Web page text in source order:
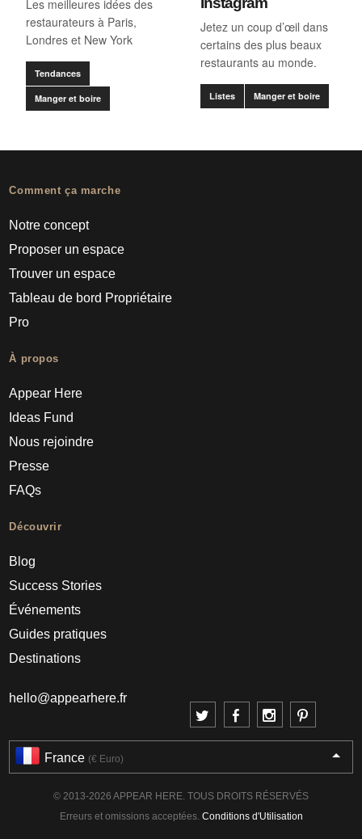
Les meilleures idées des
restaurateurs à Paris,
Londres et New York
Tendances
Manger et boire
Jetez un coup d’œil dans
certains des plus beaux
restaurants au monde.
Listes Manger et boire
Comment ça marche
Notre concept
Proposer un espace
Trouver un espace
Tableau de bord Propriétaire
Pro
À propos
Appear Here
Ideas Fund
Nous rejoindre
Presse
FAQs
Découvrir
Blog
Success Stories
Événements
Guides pratiques
Destinations
hello@appearhere.fr
France (€ Euro)
© 2013-2026 APPEAR HERE. TOUS DROITS RÉSERVÉS
Erreurs et omissions acceptées. Conditions d'Utilisation